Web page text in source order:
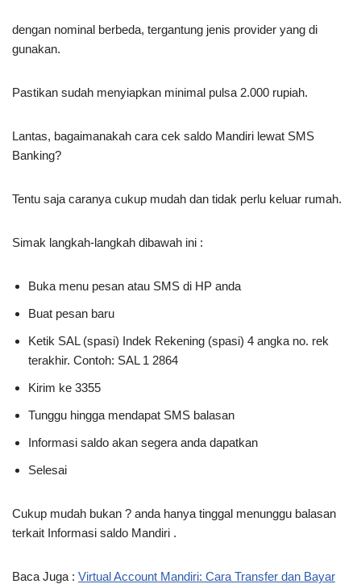
dengan nominal berbeda, tergantung jenis provider yang di
gunakan.
Pastikan sudah menyiapkan minimal pulsa 2.000 rupiah.
Lantas, bagaimanakah cara cek saldo Mandiri lewat SMS
Banking?
Tentu saja caranya cukup mudah dan tidak perlu keluar rumah.
Simak langkah-langkah dibawah ini :
Buka menu pesan atau SMS di HP anda
Buat pesan baru
Ketik SAL (spasi) Indek Rekening (spasi) 4 angka no. rek
terakhir. Contoh: SAL 1 2864
Kirim ke 3355
Tunggu hingga mendapat SMS balasan
Informasi saldo akan segera anda dapatkan
Selesai
Cukup mudah bukan ? anda hanya tinggal menunggu balasan
terkait Informasi saldo Mandiri .
Baca Juga : Virtual Account Mandiri: Cara Transfer dan Bayar